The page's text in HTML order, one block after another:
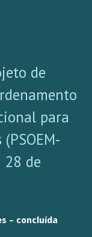
de
para
28 de
– concluída